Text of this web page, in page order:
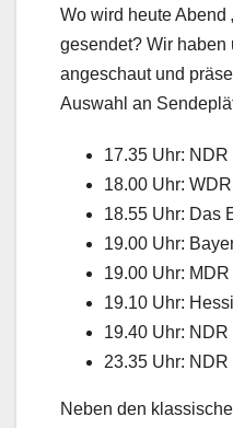
Wo wird heute Abend
gesendet? Wir haben
angeschaut und
Auswahl an
17.35 Uhr: NDR
18.00 Uhr: WDR
18.55 Uhr: Das
19.00 Uhr:
19.00 Uhr: MDR
19.10 Uhr:
19.40 Uhr: NDR
23.35 Uhr: NDR
Neben den